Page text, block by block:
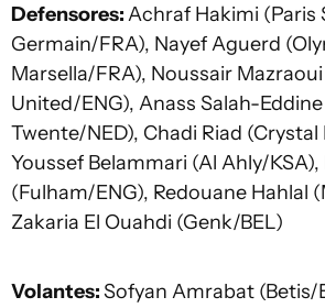
Defensores:Achraf Hakimi (Paris
Germain/FRA), Nayef Aguerd
Marsella/FRA), Noussair
United/ENG), Anass Salah-
Twente/NED), Chadi Riad (Crystal
Youssef Belammari (Al Ahly/
(Fulham/ENG), Redouane Hahlal
Zakaria El Ouahdi (Genk/BEL)
Volantes:Sofyan Amrabat (Betis/